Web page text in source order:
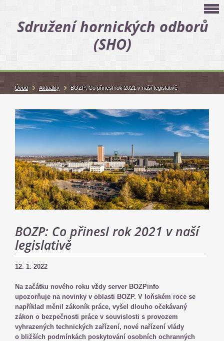
Sdružení hornických odborů
(SHO)
BOZP: Co přinesl rok 2021 v naší
legislativě
12. 1. 2022
Na začátku nového roku vždy server BOZPinfo
upozorňuje na novinky v oblasti BOZP. V loňském roce se
například měnil zákoník práce, vyšel dlouho očekávaný
zákon o bezpečnosti práce v souvislosti s provozem
vyhrazených technických zařízení, nové nařízení vlády
o bližších podmínkách poskytování osobních ochranných
Úvod Aktuality BOZP: Co přinesl rok 2021 v naší legislativě